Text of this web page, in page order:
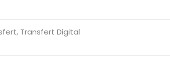
Transfert Digital